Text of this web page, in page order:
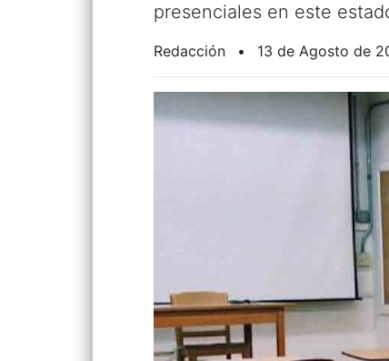
presenciales en este
Redacción • 13 de Agosto de